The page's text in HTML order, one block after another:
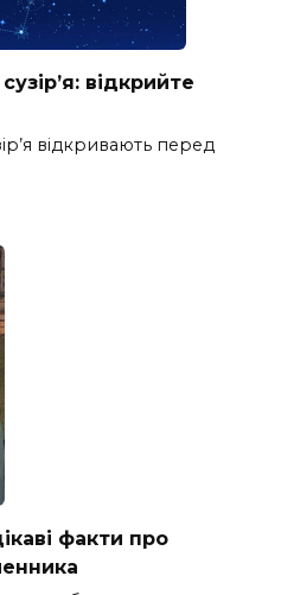
відкрийте
відкривають перед
факти про